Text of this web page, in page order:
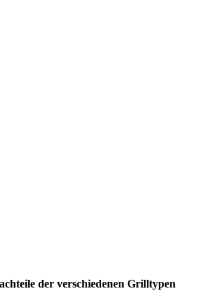
d‬er v‬erschiedenen Grilltypen